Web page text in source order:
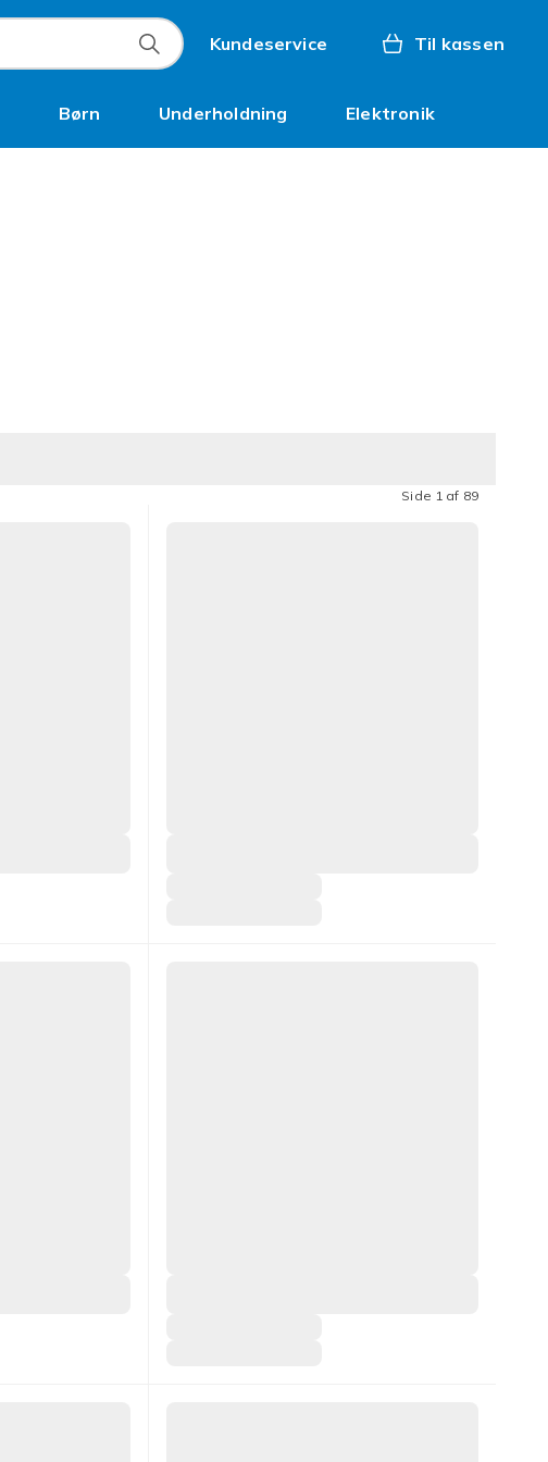
Kundeservice Til kassen
Børn Underholdning Elektronik
Side 1 af 89